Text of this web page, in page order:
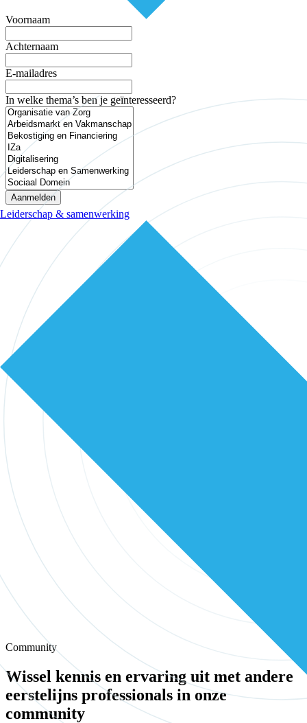
Leiderschap & samenwerking
Voornaam
Achternaam
E-mailadres
In welke thema’s ben je geïnteresseerd?
Aanmelden
Community
Wissel kennis en ervaring uit met andere
eerstelijns professionals in onze
community